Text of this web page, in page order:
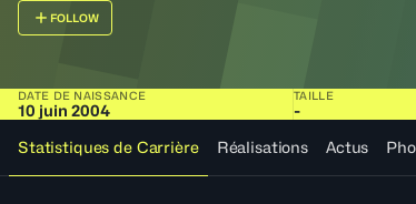
FOLLOW
DATE DE NAISSANCE
10 juin 2004
TAILLE
-
Statistiques de Carrière
Réalisations Actus